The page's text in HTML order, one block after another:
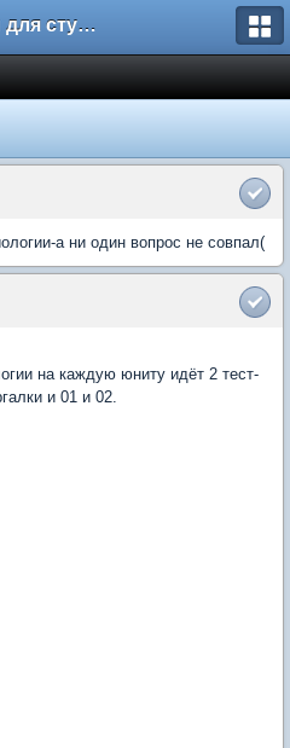
Форум для студента СГА
а ни один вопрос не совпал(
на каждую юниту идёт 2 тест-
и 01 и 02.